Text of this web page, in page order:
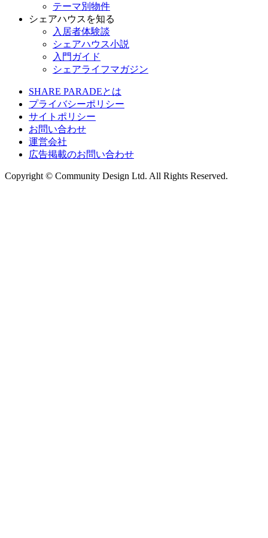
テーマ別物件
シェアハウスを知る
入居者体験談
シェアハウス小説
入門ガイド
シェアライフマガジン
SHARE PARADEとは
プライバシーポリシー
サイトポリシー
お問い合わせ
運営会社
広告掲載のお問い合わせ
Copyright © Community Design Ltd. All Rights Reserved.